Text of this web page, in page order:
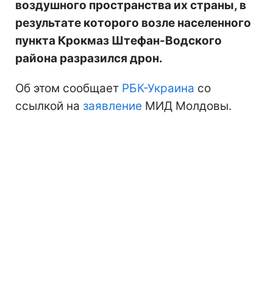
воздушного пространства их страны, в
результате которого возле населенного
пункта Крокмаз Штефан-Водского
района разразился дрон.
Об этом сообщает РБК-Украина со
ссылкой на заявление МИД Молдовы.